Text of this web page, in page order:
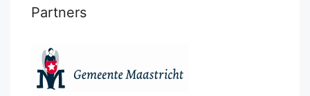
Partners